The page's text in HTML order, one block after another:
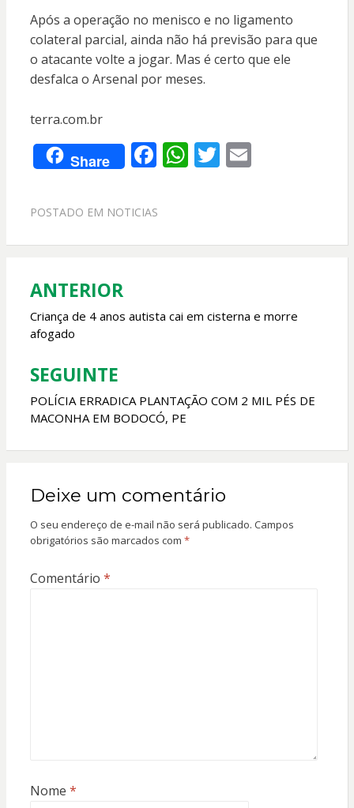
Após a operação no menisco e no ligamento
colateral parcial, ainda não há previsão para que
o atacante volte a jogar. Mas é certo que ele
desfalca o Arsenal por meses.
terra.com.br
Share F
e
o
k
W
A
p
T E
POSTADO EM NOTICIAS
Navegação
de
Post
ANTERIOR
Criança de 4 anos autista cai em cisterna e morre
afogado
SEGUINTE
POLÍCIA ERRADICA PLANTAÇÃO COM 2 MIL PÉS DE
MACONHA EM BODOCÓ, PE
Deixe um comentário
O seu endereço de e-mail não será publicado. Campos
obrigatórios são marcados com *
Comentário *
Nome *